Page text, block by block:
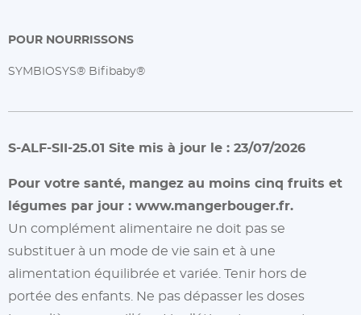
POUR NOURRISSONS
SYMBIOSYS® Bifibaby®
S-ALF-SII-25.01 Site mis à jour le : 23/07/2026
Pour votre santé, mangez au moins cinq fruits et
légumes par jour : www.mangerbouger.fr.
Un complément alimentaire ne doit pas se
substituer à un mode de vie sain et à une
alimentation équilibrée et variée. Tenir hors de
portée des enfants. Ne pas dépasser les doses